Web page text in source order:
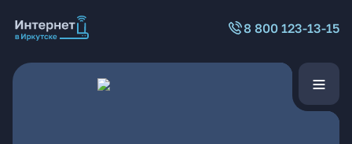
8 800 123-13-15